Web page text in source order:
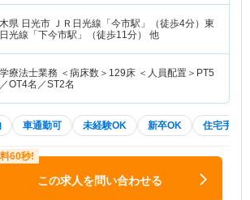
県 日光市 ＪＲ日光線「今市駅」（徒歩4分）東
光線「下今市駅」（徒歩11分） 他
療法士業務 ＜病床数＞129床 ＜人員配置＞PT5
OT4名／ST2名
車通勤可 未経験OK 新卒OK 住宅手当
この求人を問い合わせる